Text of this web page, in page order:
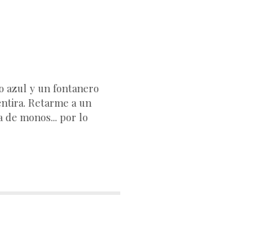
azul y un fontanero
Retarme a un
monos... por lo